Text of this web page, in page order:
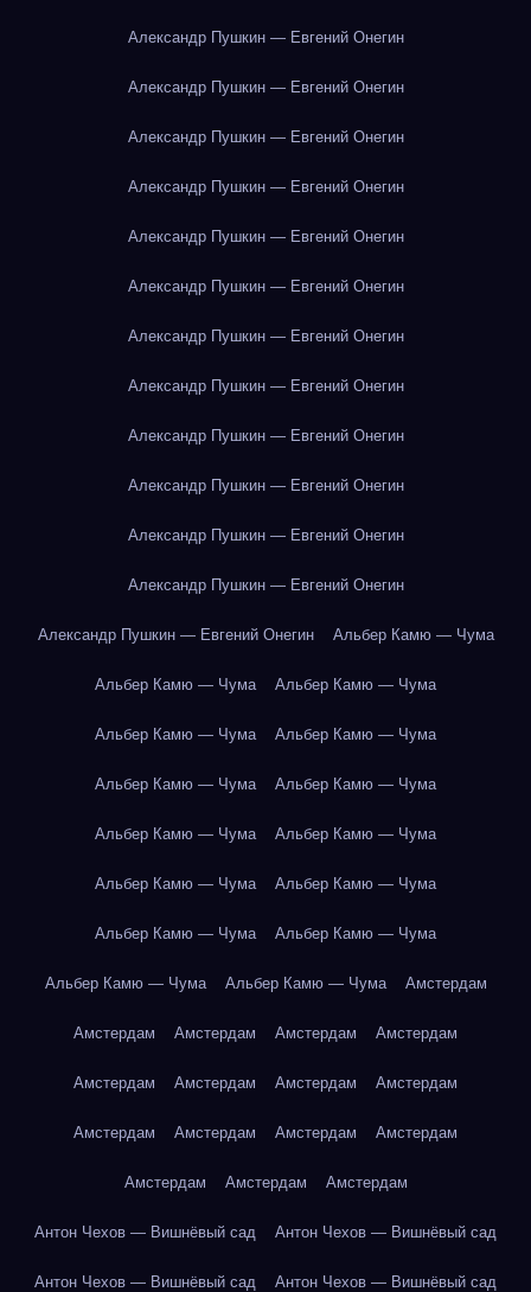
Александр Пушкин — Евгений Онегин
Александр Пушкин — Евгений Онегин
Александр Пушкин — Евгений Онегин
Александр Пушкин — Евгений Онегин
Александр Пушкин — Евгений Онегин
Александр Пушкин — Евгений Онегин
Александр Пушкин — Евгений Онегин
Александр Пушкин — Евгений Онегин
Александр Пушкин — Евгений Онегин
Александр Пушкин — Евгений Онегин
Александр Пушкин — Евгений Онегин
Александр Пушкин — Евгений Онегин
Александр Пушкин — Евгений Онегин Альбер Камю — Чума
Альбер Камю — Чума Альбер Камю — Чума
Альбер Камю — Чума Альбер Камю — Чума
Альбер Камю — Чума Альбер Камю — Чума
Альбер Камю — Чума Альбер Камю — Чума
Альбер Камю — Чума Альбер Камю — Чума
Альбер Камю — Чума Альбер Камю — Чума
Альбер Камю — Чума Альбер Камю — Чума Амстердам
Амстердам Амстердам Амстердам Амстердам
Амстердам Амстердам Амстердам Амстердам
Амстердам Амстердам Амстердам Амстердам
Амстердам Амстердам Амстердам
Антон Чехов — Вишнёвый сад Антон Чехов — Вишнёвый сад
Антон Чехов — Вишнёвый сад Антон Чехов — Вишнёвый сад